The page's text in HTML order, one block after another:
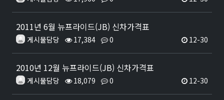
2011년 6월 뉴프라이드(JB) 신차가격표
게시물담당 17,384 0 12-30
2010년 12월 뉴프라이드(JB) 신차가격표
게시물담당 18,079 0 12-30